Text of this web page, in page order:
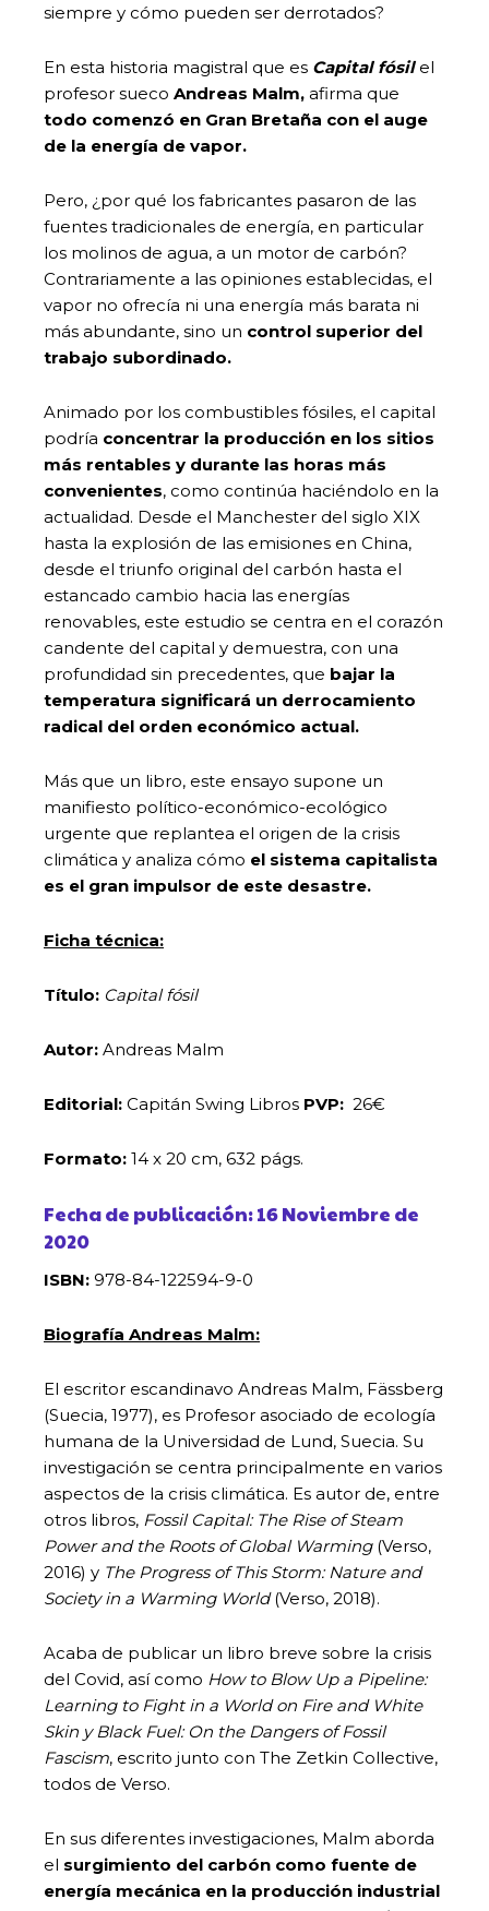
siempre y cómo pueden ser derrotados?
En esta historia magistral que es Capital fósilel
profesor sueco Andreas Malm, afirma que
todo comenzó en Gran Bretaña con el auge
de la energía de vapor.
Pero, ¿por qué los fabricantes pasaron de las
fuentes tradicionales de energía, en particular
los molinos de agua, a un motor de carbón?
Contrariamente a las opiniones establecidas, el
vapor no ofrecía ni una energía más barata ni
más abundante, sino un control superior del
trabajo subordinado.
Animado por los combustibles fósiles, el capital
podría concentrar la producción en los sitios
más rentables y durante las horas más
convenientes, como continúa haciéndolo en la
actualidad. Desde el Manchester del siglo XIX
hasta la explosión de las emisiones en China,
desde el triunfo original del carbón hasta el
estancado cambio hacia las energías
renovables, este estudio se centra en el corazón
candente del capital y demuestra, con una
profundidad sin precedentes, que bajar la
temperatura significará un derrocamiento
radical del orden económico actual.
Más que un libro, este ensayo supone un
manifiesto político-económico-ecológico
urgente que replantea el origen de la crisis
climática y analiza cómo el sistema capitalista
es el gran impulsor de este desastre.
Ficha técnica:
Título: Capital fósil
Autor: Andreas Malm
Editorial: Capitán Swing Libros PVP: 26€
Formato: 14 x 20 cm, 632 págs.
Fecha de publicación: 16 Noviembre de
2020
ISBN: 978-84-122594-9-0
Biografía Andreas Malm:
El escritor escandinavo Andreas Malm, Fässberg
(Suecia, 1977), es Profesor asociado de ecología
humana de la Universidad de Lund, Suecia. Su
investigación se centra principalmente en varios
aspectos de la crisis climática. Es autor de, entre
otros libros, Fossil Capital: The Rise of Steam
Power and the Roots of Global Warming (Verso,
2016) y The Progress of This Storm: Nature and
Society in a Warming World(Verso, 2018).
Acaba de publicar un libro breve sobre la crisis
del Covid, así como How to Blow Up a Pipeline:
Learning to Fight in a World on Fire and White
Skin y Black Fuel: On the Dangers of Fossil
Fascism, escrito junto con The Zetkin Collective,
todos de Verso.
En sus diferentes investigaciones, Malm aborda
el surgimiento del carbón como fuente de
energía mecánica en la producción industrial